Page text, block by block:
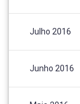
Julho 2016
Junho 2016